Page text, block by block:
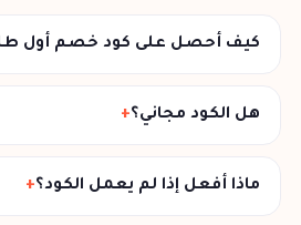
كيف أحصل على كود خصم أول
هل الكود مجاني؟
ماذا أفعل إذا لم يعمل الكود؟